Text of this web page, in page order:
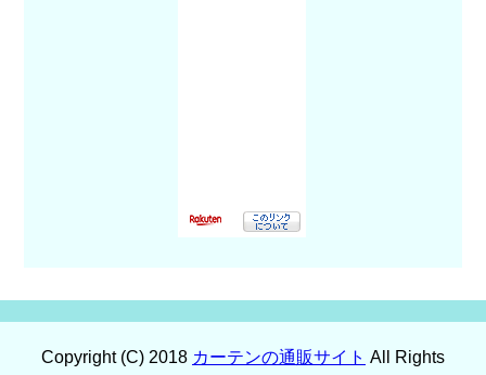
Copyright (C) 2018 カーテンの通販サイト All Rights